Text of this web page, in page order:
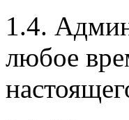
1.4.
любое